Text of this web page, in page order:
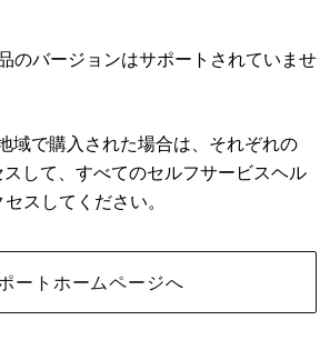
のバージョンはサポートされていませ
域で購入された場合は、それぞれの
して、すべてのセルフサービスヘル
スしてください。
ートホームページへ